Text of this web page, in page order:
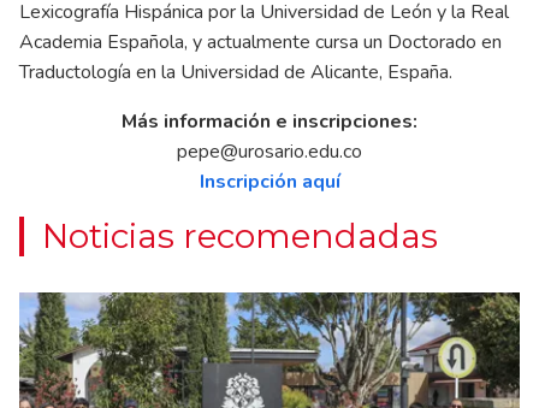
Lexicografía Hispánica por la Universidad de León y la Real
Academia Española, y actualmente cursa un Doctorado en
Traductología en la Universidad de Alicante, España.
Más información e inscripciones:
pepe@urosario.edu.co
Inscripción aquí
Noticias recomendadas